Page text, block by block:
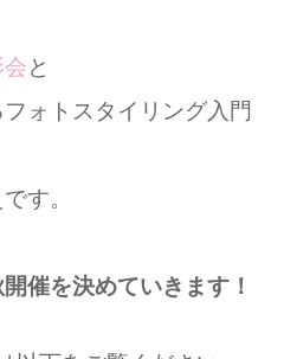
と
ォトスタイリング入門
す。
催を決めていきます！